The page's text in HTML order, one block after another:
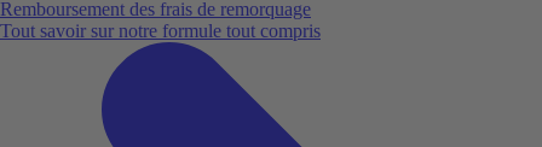
Remboursement des frais de remorquage
Tout savoir sur notre formule tout compris